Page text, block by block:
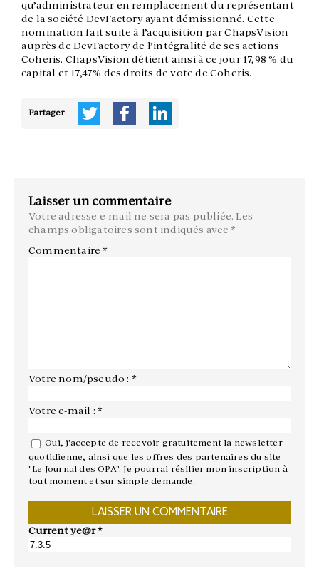
qu’administrateur en remplacement du représentant
de la société DevFactory ayant démissionné. Cette
nomination fait suite à l’acquisition par ChapsVision
auprès de DevFactory de l’intégralité de ses actions
Coheris. ChapsVision détient ainsi à ce jour 17,98 % du
capital et 17,47% des droits de vote de Coheris.
Partager
Laisser un commentaire
Votre adresse e-mail ne sera pas publiée. Les
champs obligatoires sont indiqués avec *
Commentaire*
Votre nom/pseudo : *
Votre e-mail : *
Oui, j'accepte de recevoir gratuitement la newsletter
quotidienne, ainsi que les offres des partenaires du site
"Le Journal des OPA". Je pourrai résilier mon inscription à
tout moment et sur simple demande.
Current ye@r*